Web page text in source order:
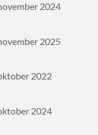
2024
2025
2022
2024